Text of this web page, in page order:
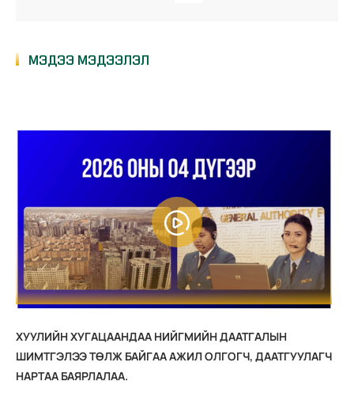
МЭДЭЭ МЭДЭЭЛЭЛ
ХУУЛИЙН ХУГАЦААНДАА НИЙГМИЙН ДААТГАЛЫН
ШИМТГЭЛЭЭ ТӨЛЖ БАЙГАА АЖИЛ ОЛГОГЧ, ДААТГУУЛАГЧ
НАРТАА БАЯРЛАЛАА.